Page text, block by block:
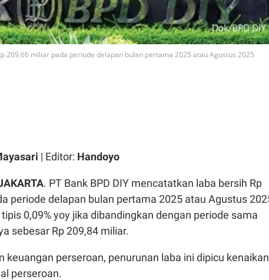
209,66 miliar pada periode delapan bulan pertama 2025 atau Agustus 2025
| Editor: Handoyo
. PT Bank BPD DIY mencatatkan laba bersih Rp
periode delapan bulan pertama 2025 atau Agustus
0,09% yoy jika dibandingkan dengan periode sama
sebesar Rp 209,84 miliar.
keuangan perseroan, penurunan laba ini dipicu kenaikan
perseroan.